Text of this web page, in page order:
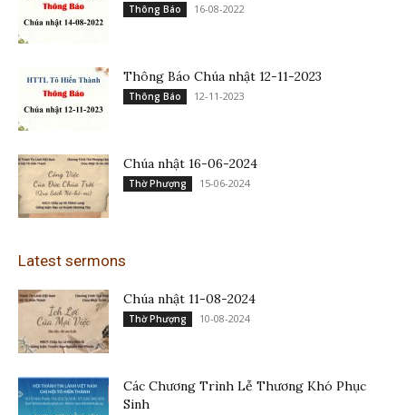
Thông Báo 16-08-2022
Thông Báo Chúa nhật 12-11-2023
Thông Báo 12-11-2023
Chúa nhật 16-06-2024
Thờ Phượng 15-06-2024
Latest sermons
Chúa nhật 11-08-2024
Thờ Phượng 10-08-2024
Các Chương Trình Lễ Thương Khó Phục
Sinh